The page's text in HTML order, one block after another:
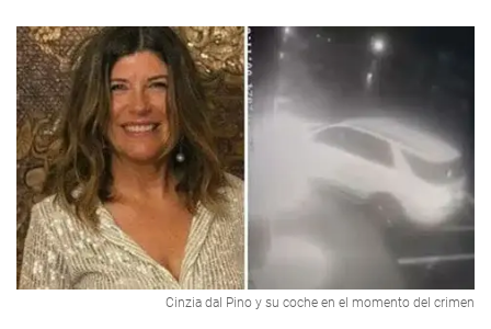
Cinzia dal Pino y su coche en el momento del crimen